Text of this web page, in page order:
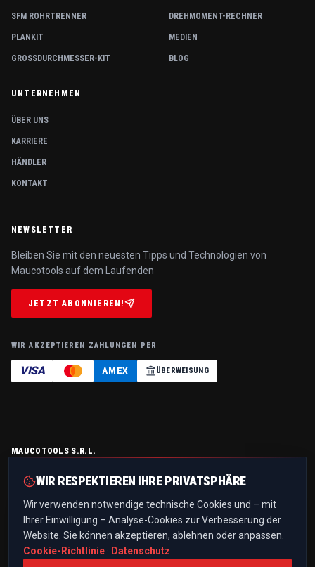
SFM ROHRTRENNER
PLANKIT
GROSSDURCHMESSER-KIT
DREHMOMENT-RECHNER
MEDIEN
BLOG
UNTERNEHMEN
ÜBER UNS
KARRIERE
HÄNDLER
KONTAKT
NEWSLETTER
Bleiben Sie mit den neuesten Tipps und Technologien von
Maucotools auf dem Laufenden
JETZT ABONNIEREN!
WIR AKZEPTIEREN ZAHLUNGEN PER
VISA AMEX ÜBERWEISUNG
MAUCOTOOLS S.R.L.
P.IVA / C.F.IT03299510796· REACZ-194125 · Cap. soc.€ 10.000,00 i.v.
+39 0961 021836
info@maucotools.com
PEC:maucotoolssrl@pec.it
WIR RESPEKTIEREN IHRE PRIVATSPHÄRE
Wir verwenden notwendige technische Cookies und – mit
Ihrer Einwilligung – Analyse-Cookies zur Verbesserung der
Website. Sie können akzeptieren, ablehnen oder anpassen.
Cookie-Richtlinie · Datenschutz